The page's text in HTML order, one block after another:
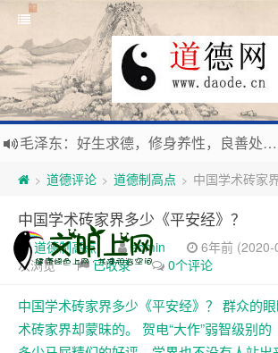
毛泽东：好生求德，修身养性，良善处世，信仰天人合一之大道。
新时代地球村人类命运与共，全球共建更加和平发展美丽和谐的家园，全体共享人类发展成果，共创道行德盛道德王国
> 道德评论 > 道德制高点 > 中国学术砖家
中国学术砖家界多少《平安经》？
道德制高点 admin 6年前 (2020-
次浏览
已收录 0个评论
中国学术砖家界多少《平安经》？ 群众的
术砖家界却蒙昧的。 贺电“大作”弱智级别